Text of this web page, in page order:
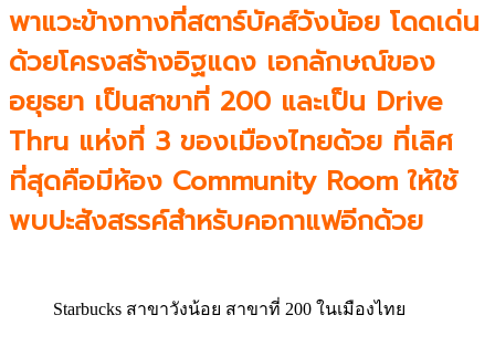
พาแวะข้างทางที่สตาร์บัคส์วังน้อย โดดเด่น
ด้วยโครงสร้างอิฐแดง เอกลักษณ์ของ
อยุธยา เป็นสาขาที่ 200 และเป็น Drive
Thru แห่งที่ 3 ของเมืองไทยด้วย ที่เลิศ
ที่สุดคือมีห้อง Community Room ให้ใช้
พบปะสังสรรค์สำหรับคอกาแฟอีกด้วย
Starbucks สาขาวังน้อย สาขาที่ 200 ในเมืองไทย